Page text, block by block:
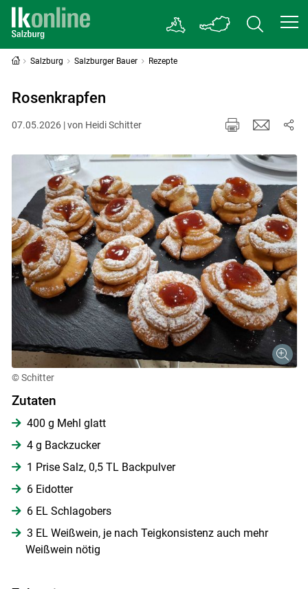
Salzburg Salzburger Bauer Rezepte
Rosenkrapfen
07.05.2026 | von Heidi Schitter
© Schitter
Zutaten
400 g Mehl glatt
4 g Backzucker
1 Prise Salz, 0,5 TL Backpulver
6 Eidotter
6 EL Schlagobers
3 EL Weißwein, je nach Teigkonsistenz auch mehr
Weißwein nötig